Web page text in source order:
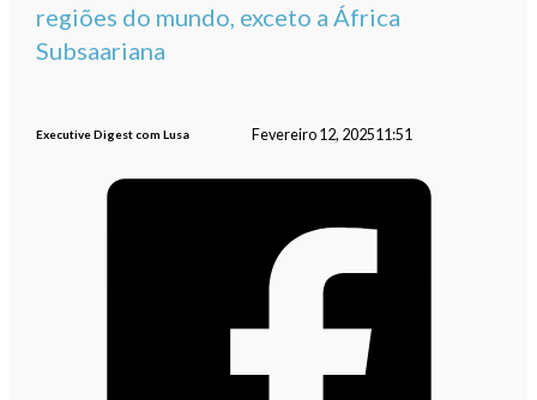
regiões do mundo, exceto a África
Subsaariana
Executive Digest com Lusa Fevereiro 12, 202511:51